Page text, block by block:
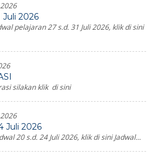
Juli 2026
pelajaran 27 s.d. 31 Juli 2026, klik di sini
silakan klik di sini
Juli 2026
20 s.d. 24 Juli 2026, klik di sini Jadwal...